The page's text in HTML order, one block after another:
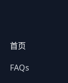
首页
FAQs